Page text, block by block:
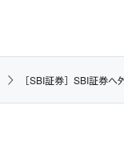
［SBI証券］SBI証券へ